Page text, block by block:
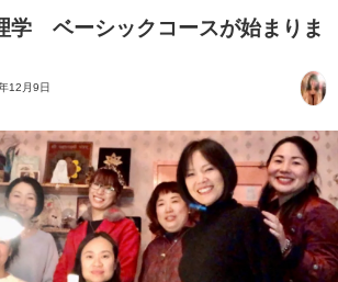
学 ベーシックコースが始まりま
12月9日